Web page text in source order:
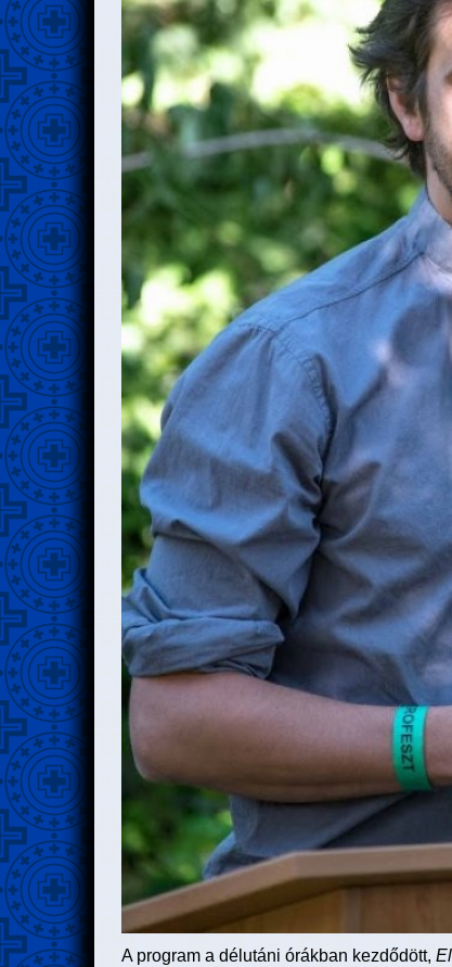
A program a délutáni órákban kezdődött,